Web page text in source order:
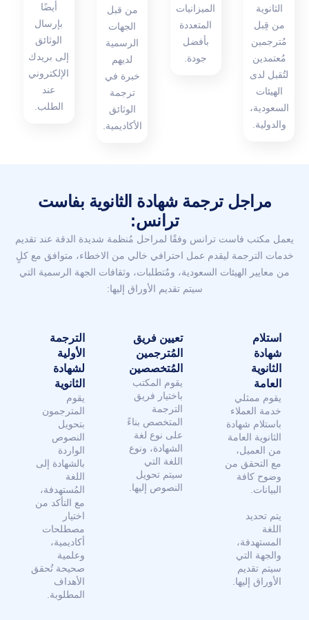
الثانوية
من قِبل
مُترجمين
مُعتمدين
لتُقبل لدى
الهيئات
السعودية،
والدولية.
الميزانيات
المتعددة
بأفضل
جودة.
من قبل
الجهات
الرسمية
لديهم
خبرة في
ترجمة
الوثائق
الأكاديمية.
أيضًا
بإرسال
الوثائق
إلى بريدك
الإلكتروني
عند
الطلب.
مراجل ترجمة شهادة الثانوية بفاست
ترانس:
يعمل مكتب فاست ترانس وفقًا لمراحل مُنظمة شديدة الدقة عند تقديم
خدمات الترجمة ليقدم عمل احترافي خالي من الاخطاء، متوافق مع كلٍ
من معايير الهيئات السعودية، ومٌتطلبات، وثقافات الجهة الرسمية التي
سيتم تقديم الأوراق إليها:
استلام
شهادة
الثانوية
العامة
يقوم ممثلي
خدمة العملاء
باستلام شهادة
الثانوية العامة
من العميل،
مع التحقق من
وضوح كافة
البيانات.
يتم تحديد
اللغة
المستهدفة،
والجهة التي
سيتم تقديم
الأوراق إليها.
تعيين فريق
المُترجمين
المُتخصصين
يقوم المكتب
باختيار فريق
الترجمة
المتخصص بناءً
على نوع لغة
الشهادة، ونوع
اللغة التي
سيتم تحويل
النصوص إليها.
الترجمة
الأولية
لشهادة
الثانوية
يقوم
المترجمون
بتحويل
النصوص
الواردة
بالشهادة إلى
اللغة
المُستهدفة،
مع التأكد من
اختيار
مصطلحات
أكاديمية،
وعلمية
صحيحة تُحقق
الأهداف
المطلوبة.